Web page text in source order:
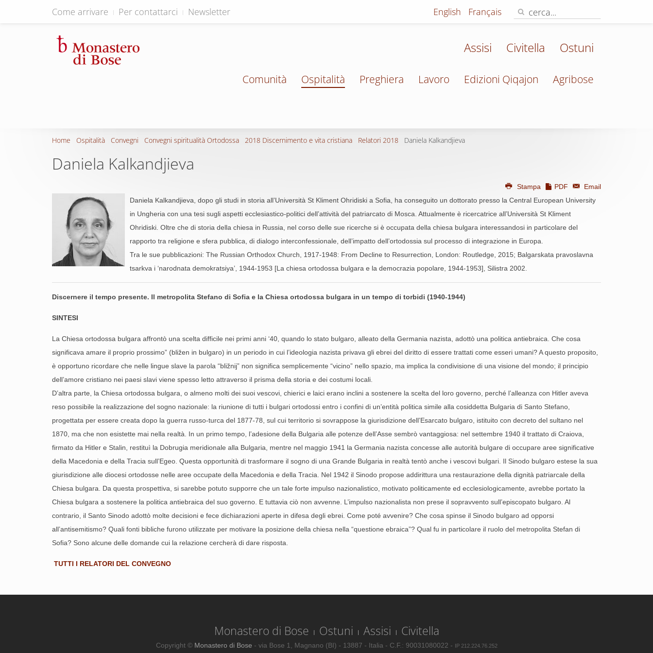
Come arrivare Per contattarci Newsletter English Français
Assisi Civitella Ostuni
Comunità Ospitalità Preghiera Lavoro Edizioni Qiqajon Agribose
Home Ospitalità Convegni Convegni spiritualità Ortodossa 2018 Discernimento e vita cristiana Relatori 2018 Daniela Kalkandjieva
Daniela Kalkandjieva
Stampa PDF
Email
Daniela Kalkandjieva, dopo gli studi in storia all’Università St Kliment Ohridiski a Sofia, ha conseguito un dottorato presso la Central European University
in Ungheria con una tesi sugli aspetti ecclesiastico-politici dell’attività del patriarcato di Mosca. Attualmente è ricercatrice all’Università St Kliment
Ohridiski. Oltre che di storia della chiesa in Russia, nel corso delle sue ricerche si è occupata della chiesa bulgara interessandosi in particolare del
rapporto tra religione e sfera pubblica, di dialogo interconfessionale, dell’impatto dell’ortodossia sul processo di integrazione in Europa.
Tra le sue pubblicazioni: The Russian Orthodox Church, 1917-1948: From Decline to Resurrection, London: Routledge, 2015; Balgarskata pravoslavna
tsarkva i ‘narodnata demokratsiya’, 1944-1953 [La chiesa ortodossa bulgara e la democrazia popolare, 1944-1953], Silistra 2002.
Discernere il tempo presente. Il metropolita Stefano di Sofia e la Chiesa ortodossa bulgara in un tempo di torbidi (1940-1944)
SINTESI
La Chiesa ortodossa bulgara affrontò una scelta difficile nei primi anni ‘40, quando lo stato bulgaro, alleato della Germania nazista, adottò una politica antiebraica. Che cosa
significava amare il proprio prossimo” (bližen in bulgaro) in un periodo in cui l’ideologia nazista privava gli ebrei del diritto di essere trattati come esseri umani? A questo proposito,
è opportuno ricordare che nelle lingue slave la parola “bližnij” non significa semplicemente “vicino” nello spazio, ma implica la condivisione di una visione del mondo; il principio
dell’amore cristiano nei paesi slavi viene spesso letto attraverso il prisma della storia e dei costumi locali.
D’altra parte, la Chiesa ortodossa bulgara, o almeno molti dei suoi vescovi, chierici e laici erano inclini a sostenere la scelta del loro governo, perché l’alleanza con Hitler aveva
reso possibile la realizzazione del sogno nazionale: la riunione di tutti i bulgari ortodossi entro i confini di un’entità politica simile alla cosiddetta Bulgaria di Santo Stefano,
progettata per essere creata dopo la guerra russo-turca del 1877-78, sul cui territorio si sovrappose la giurisdizione dell’Esarcato bulgaro, istituito con decreto del sultano nel
1870, ma che non esistette mai nella realtà. In un primo tempo, l’adesione della Bulgaria alle potenze dell’Asse sembrò vantaggiosa: nel settembre 1940 il trattato di Craiova,
firmato da Hitler e Stalin, restituì la Dobrugia meridionale alla Bulgaria, mentre nel maggio 1941 la Germania nazista concesse alle autorità bulgare di occupare aree significative
della Macedonia e della Tracia sull’Egeo. Questa opportunità di trasformare il sogno di una Grande Bulgaria in realtà tentò anche i vescovi bulgari. Il Sinodo bulgaro estese la sua
giurisdizione alle diocesi ortodosse nelle aree occupate della Macedonia e della Tracia. Nel 1942 il Sinodo propose addirittura una restaurazione della dignità patriarcale della
Chiesa bulgara. Da questa prospettiva, si sarebbe potuto supporre che un tale forte impulso nazionalistico, motivato politicamente ed ecclesiologicamente, avrebbe portato la
Chiesa bulgara a sostenere la politica antiebraica del suo governo. E tuttavia ciò non avvenne. L’impulso nazionalista non prese il sopravvento sull’episcopato bulgaro. Al
contrario, il Santo Sinodo adottò molte decisioni e fece dichiarazioni aperte in difesa degli ebrei. Come poté avvenire? Che cosa spinse il Sinodo bulgaro ad opporsi
all’antisemitismo? Quali fonti bibliche furono utilizzate per motivare la posizione della chiesa nella “questione ebraica”? Qual fu in particolare il ruolo del metropolita Stefan di
Sofia? Sono alcune delle domande cui la relazione cercherà di dare risposta.
TUTTI I RELATORI DEL CONVEGNO
Monastero di Bose Ostuni Assisi Civitella
Copyright © Monastero di Bose - via Bose 1, Magnano (BI) - 13887 - Italia - C.F.: 90031080022 - IP 212.224.76.252